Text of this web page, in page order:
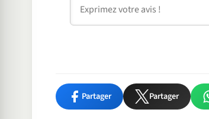
Partager Partager